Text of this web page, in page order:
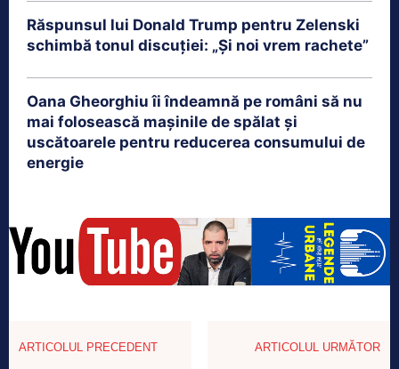
Răspunsul lui Donald Trump pentru Zelenski
schimbă tonul discuției: „Și noi vrem rachete”
Oana Gheorghiu îi îndeamnă pe români să nu
mai folosească mașinile de spălat și
uscătoarele pentru reducerea consumului de
energie
ARTICOLUL PRECEDENT ARTICOLUL URMĂTOR